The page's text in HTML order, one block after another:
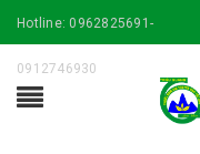
Hotline:0962825691-
0912746930